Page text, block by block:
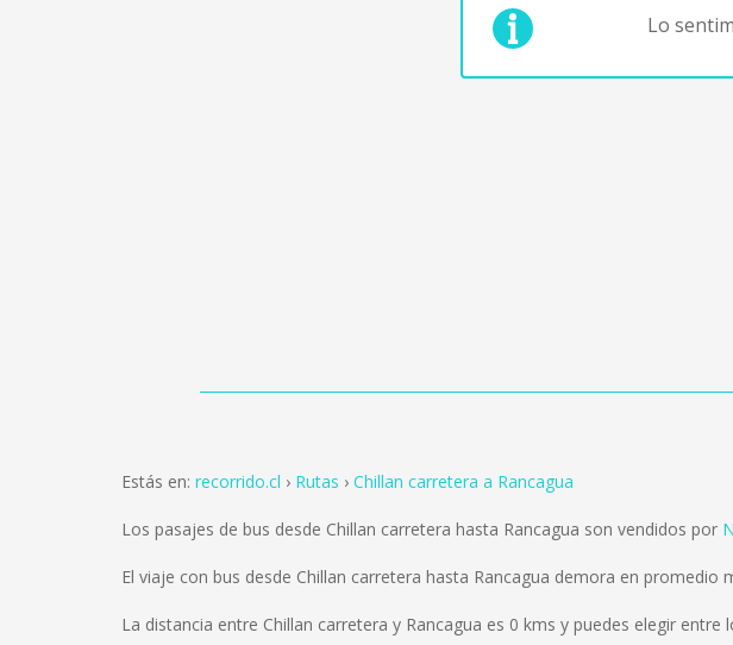
Lo
Estás en: recorrido.cl Rutas Chillan carretera a Rancagua
Los pasajes de bus desde Chillan carretera hasta Rancagua son vendidos por
El viaje con bus desde Chillan carretera hasta Rancagua demora en promedio
La distancia entre Chillan carretera y Rancagua es 0 kms y puedes elegir entre